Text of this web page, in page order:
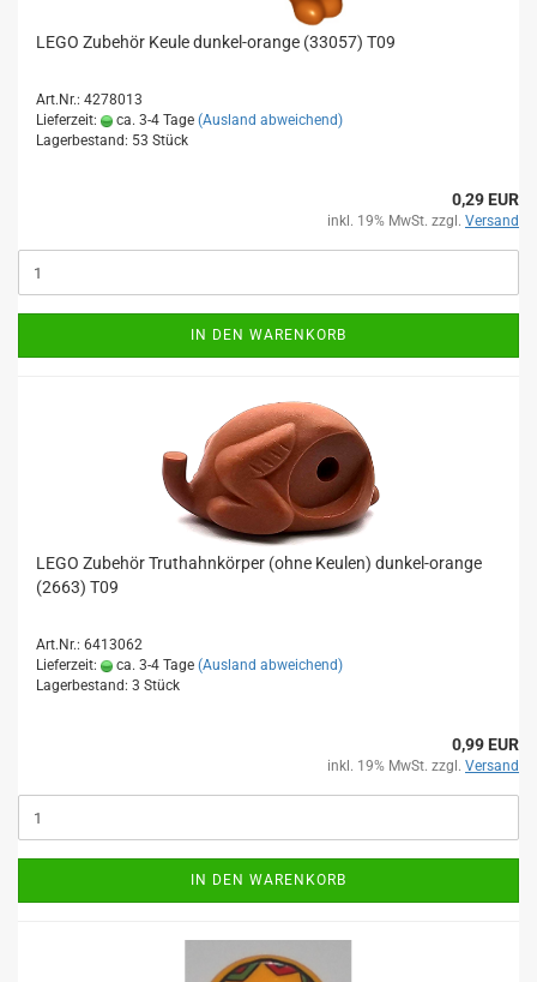
LEGO Zubehör Keule dunkel-orange (33057) T09
Art.Nr.: 4278013
Lieferzeit:
ca. 3-4 Tage (Ausland abweichend)
Lagerbestand: 53 Stück
0,29 EUR
inkl. 19% MwSt. zzgl. Versand
IN DEN WARENKORB
LEGO Zubehör Truthahnkörper (ohne Keulen) dunkel-orange
(2663) T09
Art.Nr.: 6413062
Lieferzeit:
ca. 3-4 Tage (Ausland abweichend)
Lagerbestand: 3 Stück
0,99 EUR
inkl. 19% MwSt. zzgl. Versand
IN DEN WARENKORB